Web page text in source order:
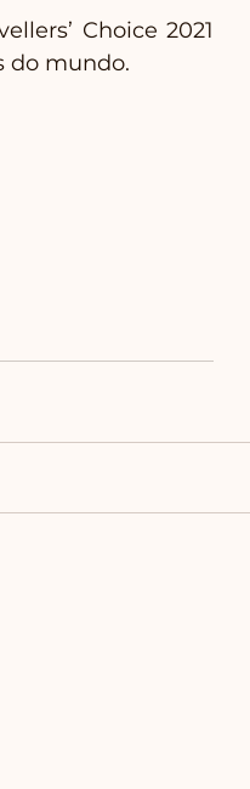
Choice 2021
do mundo.